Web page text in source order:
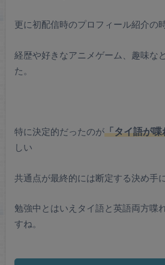
更に初配信時のプロフィール紹介の
経歴や好きなアニメゲーム、趣味な
た。
特に決定的だったのが「タイ語が喋
しい
共通点が最終的には断定する決め手
勉強中とはいえタイ語と英語両方喋
すね。